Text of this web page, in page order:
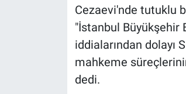
Cezaevi'nde tutuklu
"İstanbul Büyükşehir
iddialarından dolayı
mahkeme
dedi.
Koronavirüs
Kültür Sanat
Ne demişti